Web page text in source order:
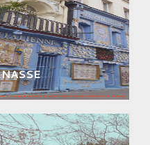
le quartier le
deux-guerres !